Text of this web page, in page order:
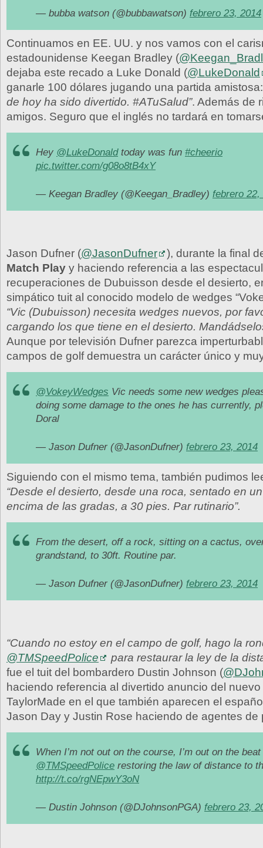
— bubba watson (@bubbawatson) febrero 23, 2014
Continuamos en EE. UU. y nos vamos con el
estadounidense Keegan Bradley (
dejaba este recado a Luke Donald (@LukeDonald
ganarle 100 dólares jugando una partida
de hoy ha sido divertido. #ATuSalud”. Además de
amigos. Seguro que el inglés no tardará en
Hey @LukeDonaldtoday was fun #cheerio
pic.twitter.com/g08o8tB4xY
— Keegan Bradley (@Keegan_Bradley) febrero 22,
Jason Dufner (@JasonDufner
), durante la final
Match Play y haciendo referencia a las
recuperaciones de Dubuisson desde el desierto,
simpático tuit al conocido modelo de wedges
“Vic (Dubuisson) necesita wedges nuevos, por
cargando los que tiene en el desierto.
Aunque por televisión Dufner parezca
campos de golf demuestra un carácter único y
@VokeyWedges Vic needs some new wedges
doing some damage to the ones he has currently,
Doral
— Jason Dufner (@JasonDufner) febrero 23, 2014
Siguiendo con el mismo tema, también pudimos
“Desde el desierto, desde una roca, sentado en
encima de las gradas, a 30 pies. Par rutinario”.
From the desert, off a rock, sitting on a cactus,
grandstand, to 30ft. Routine par.
— Jason Dufner (@JasonDufner) febrero 23, 2014
“Cuando no estoy en el campo de golf, hago la
@TMSpeedPolice
para restaurar la ley de la
fue el tuit del bombardero Dustin Johnson (
haciendo referencia al divertido anuncio del
TaylorMade en el que también aparecen el
Jason Day y Justin Rose haciendo de agentes de
When I’m not out on the course, I’m out on the
@TMSpeedPolice restoring the law of distance to
http://t.co/rgNEpwY3oN
— Dustin Johnson (@DJohnsonPGA) febrero 23,